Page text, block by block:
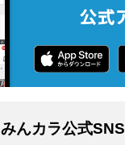
みんカラ公式SNS